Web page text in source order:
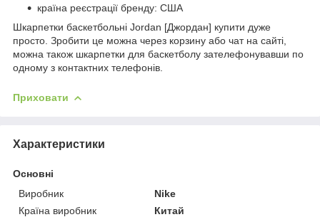
країна реєстрації бренду: США
Шкарпетки баскетбольні Jordan [Джордан] купити дуже
просто. Зробити це можна через корзину або чат на сайті,
можна також шкарпетки для баскетболу зателефонувавши по
одному з контактних телефонів.
Приховати
Характеристики
Основні
Виробник
Nike
Країна виробник
Китай